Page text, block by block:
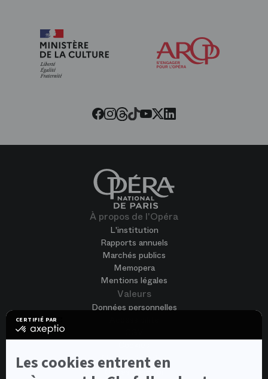
CERTIFIÉ PAR
certifié
En
Les cookies entrent en
Facebook
Instagram
Threads
Tiktok
Youtube
Twitter
LinkedIn
À propos de l'Opéra
L'institution
Rapports annuels
Marchés publics
Memopera
Mentions légales
Valeurs
Données personnelles
Nous rejoindre
Offres d'emploi